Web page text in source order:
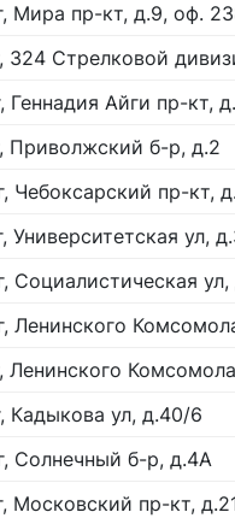
Мира пр-кт, д.9, оф.
324 Стрелковой
Айги пр-кт,
Приволжский б-р, д.2
Чебоксарский пр-кт,
Университетская ул,
Социалистическая ул,
Ленинского
Ленинского
Кадыкова ул, д.40/6
Солнечный б-р, д.4А
Московский пр-кт,